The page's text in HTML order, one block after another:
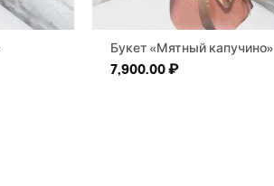
Букет «Мятный капучино»
7,900.00₽